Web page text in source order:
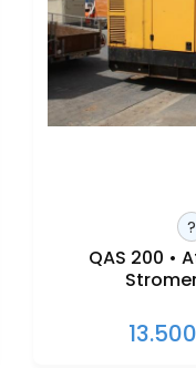
?
QAS 200 •